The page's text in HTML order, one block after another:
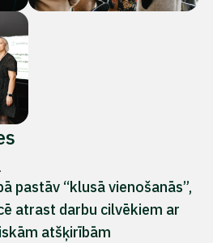
pastāv “klusā vienošanās”,
atrast darbu cilvēkiem ar
atšķirībām